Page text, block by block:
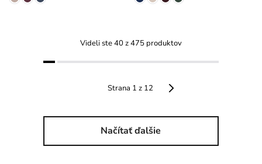
Videli ste 40 z 475 produktov
Strana 1 z 12
Načítať ďalšie